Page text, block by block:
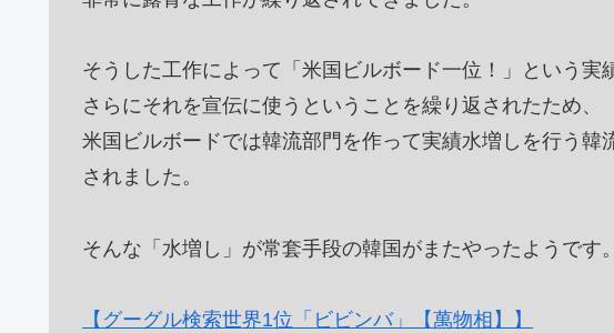
そうした工作によって「米国ビルボード一位！」という実
さらにそれを宣伝に使うということを繰り返されたため、
米国ビルボードでは韓流部門を作って実績水増しを行う
されました。
そんな「水増し」が常套手段の韓国がまたやったようです。
【グーグル検索世界1位「ビビンバ」【萬物相】】